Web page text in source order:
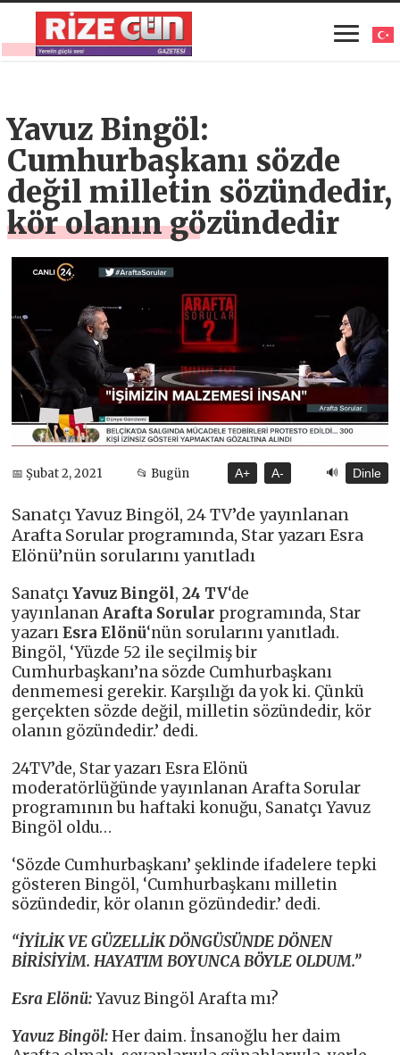
Yavuz Bingöl:
Cumhurbaşkanı sözde
değil milletin sözündedir,
kör olanın gözündedir
📅 Şubat 2, 2021 📂 Bugün A+ A- 🔊 Dinle
Sanatçı Yavuz Bingöl, 24 TV’de yayınlanan
Arafta Sorular programında, Star yazarı Esra
Elönü’nün sorularını yanıtladı
SanatçıYavuz Bingöl,24 TV‘de
yayınlananArafta Sorular programında, Star
yazarıEsra Elönü‘nün sorularını yanıtladı.
Bingöl, ‘Yüzde 52 ile seçilmiş bir
Cumhurbaşkanı’na sözde Cumhurbaşkanı
denmemesi gerekir. Karşılığı da yok ki. Çünkü
gerçekten sözde değil, milletin sözündedir, kör
olanın gözündedir.’ dedi.
24TV’de, Star yazarı Esra Elönü
moderatörlüğünde yayınlanan Arafta Sorular
programının bu haftaki konuğu, Sanatçı Yavuz
Bingöl oldu…
‘Sözde Cumhurbaşkanı’ şeklinde ifadelere tepki
gösteren Bingöl, ‘Cumhurbaşkanı milletin
sözündedir, kör olanın gözündedir.’ dedi.
“İYİLİK VE GÜZELLİK DÖNGÜSÜNDE DÖNEN
BİRİSİYİM. HAYATIM BOYUNCA BÖYLE OLDUM.”
Esra Elönü:Yavuz Bingöl Arafta mı?
Yavuz Bingöl:Her daim. İnsanoğlu her daim